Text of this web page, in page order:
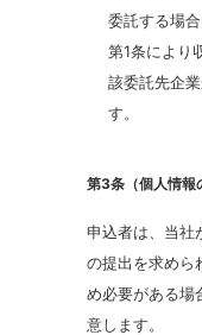
委託する場
第1条により
該委託先企
す。
第3条（個人情報
申込者は、当社
の提出を求めら
め必要がある場
意します。